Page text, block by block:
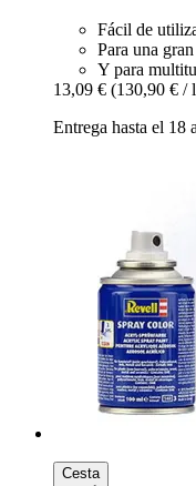
Fácil de
Para una
Y para
13,09 € (130,90 € /
Entrega hasta el 18
Cesta